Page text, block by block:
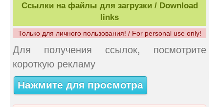
Ссылки на файлы для загрузки / Download
links
Только для личного пользования! / For personal use only!
Для получения ссылок, посмотрите
короткую рекламу
Нажмите для просмотра